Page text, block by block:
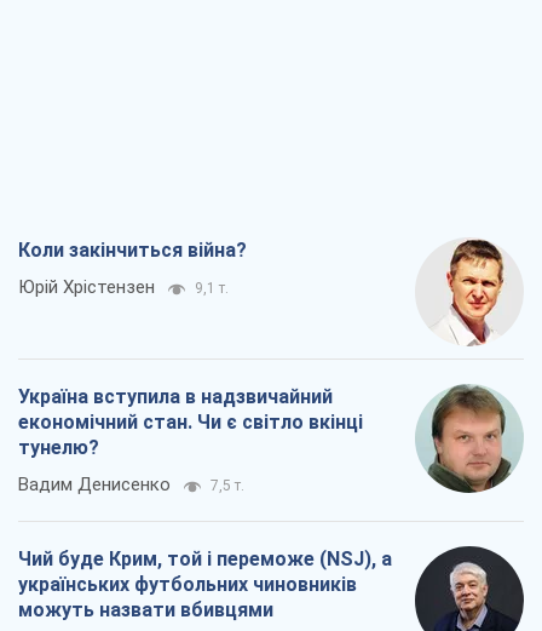
Коли закінчиться війна?
Юрій Хрістензен 9,1 т.
Україна вступила в надзвичайний
економічний стан. Чи є світло вкінці
тунелю?
Вадим Денисенко 7,5 т.
Чий буде Крим, той і переможе (NSJ), а
українських футбольних чиновників
можуть назвати вбивцями